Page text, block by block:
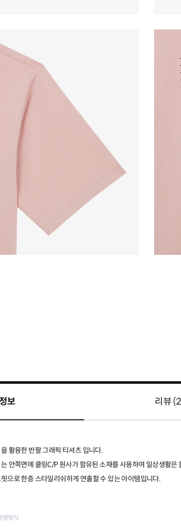
보 리뷰 (2
활용한 반팔 그래픽 티셔츠 입니다.
안쪽면에 쿨링C/P 원사가 함유된 소재를 사용하여 일상생활
으로 한층 스타일리쉬하게 연출할 수 있는 아이템입니다.